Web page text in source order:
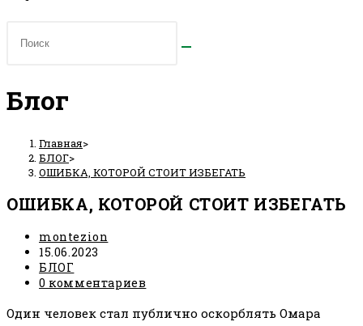
Блог
Главная>
БЛОГ>
ОШИБКА, КОТОРОЙ СТОИТ ИЗБЕГАТЬ
ОШИБКА, КОТОРОЙ СТОИТ ИЗБЕГАТЬ
Автор
записи:
montezion
Запись
опубликована:
15.06.2023
Рубрика
записи:
БЛОГ
Комментарии
записи:
0 комментариев
Один человек стал публично оскорблять Омара